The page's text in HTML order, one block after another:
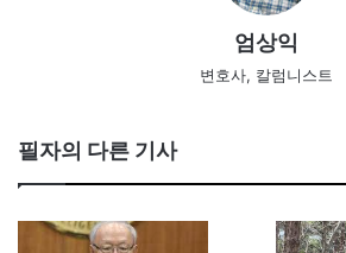
엄상익
변호사, 칼럼니스트
필자의 다른 기사